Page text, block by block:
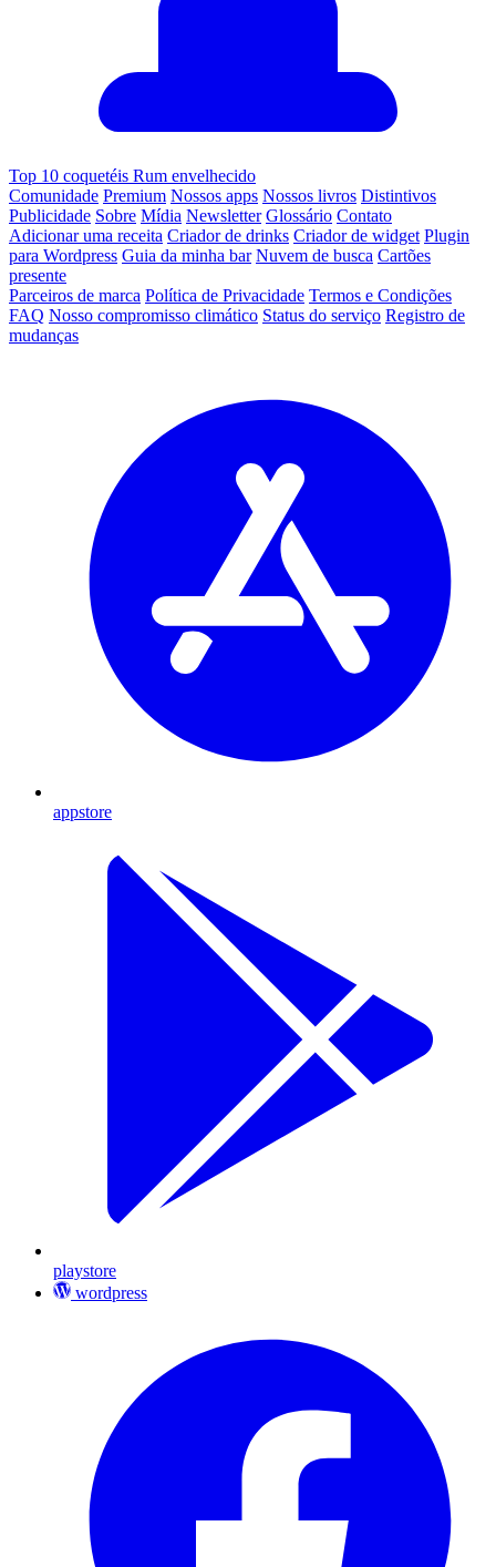
Top 10 coquetéis Rum envelhecido
Comunidade Premium Nossos apps Nossos livros Distintivos
Publicidade Sobre Mídia Newsletter Glossário Contato
Adicionar uma receita Criador de drinks Criador de widget Plugin
para Wordpress Guia da minha bar Nuvem de busca Cartões
presente
Parceiros de marca Política de Privacidade Termos e Condições
FAQ Nosso compromisso climático Status do serviço Registro de
mudanças
appstore
playstore
wordpress